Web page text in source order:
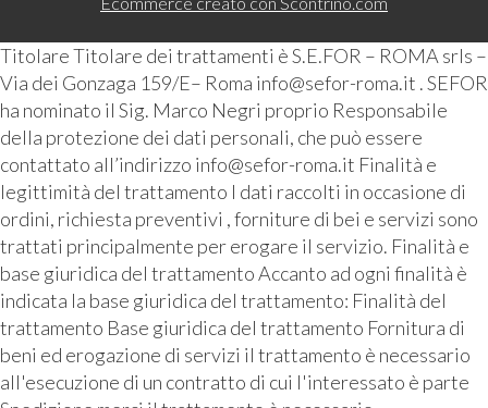
Titolare Titolare dei trattamenti è S.E.FOR – ROMA srls –
Via dei Gonzaga 159/E– Roma info@sefor-roma.it . SEFOR
ha nominato il Sig. Marco Negri proprio Responsabile
della protezione dei dati personali, che può essere
contattato all’indirizzo info@sefor-roma.it Finalità e
legittimità del trattamento I dati raccolti in occasione di
ordini, richiesta preventivi , forniture di bei e servizi sono
trattati principalmente per erogare il servizio. Finalità e
base giuridica del trattamento Accanto ad ogni finalità è
indicata la base giuridica del trattamento: Finalità del
trattamento Base giuridica del trattamento Fornitura di
beni ed erogazione di servizi il trattamento è necessario
all'esecuzione di un contratto di cui l'interessato è parte